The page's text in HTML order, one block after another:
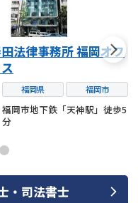
法律事務所 福岡オフ
福岡県 福岡市
福岡市地下鉄「天神駅」徒歩5
分
・司法書士